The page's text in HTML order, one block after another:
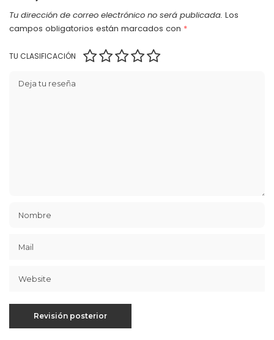
Tu dirección de correo electrónico no será publicada. Los
campos obligatorios están marcados con *
TU CLASIFICACIÓN